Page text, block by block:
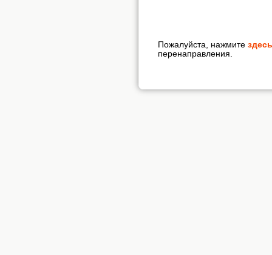
Пожалуйста, нажмите здесь
перенаправления.